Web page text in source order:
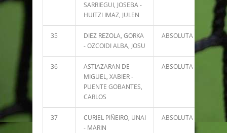
SARRIEGUI, JOSEBA -
HUITZI IMAZ, JULEN
35
DIEZ REZOLA, GORKA
- OZCOIDI ALBA, JOSU
ABSOLUTA 5068
36
ASTIAZARAN DE
MIGUEL, XABIER -
PUENTE GOBANTES,
CARLOS
ABSOLUTA
37
CURIEL PIÑEIRO, UNAI
- MARIN
ABSOLUTA